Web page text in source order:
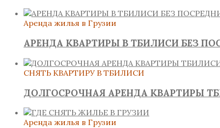
Аренда жилья в Грузии
АРЕНДА КВАРТИРЫ В ТБИЛИСИ БЕЗ
СНЯТЬ КВАРТИРУ В ТБИЛИСИ
ДОЛГОСРОЧНАЯ АРЕНДА КВАРТИРЫ
Аренда жилья в Грузии